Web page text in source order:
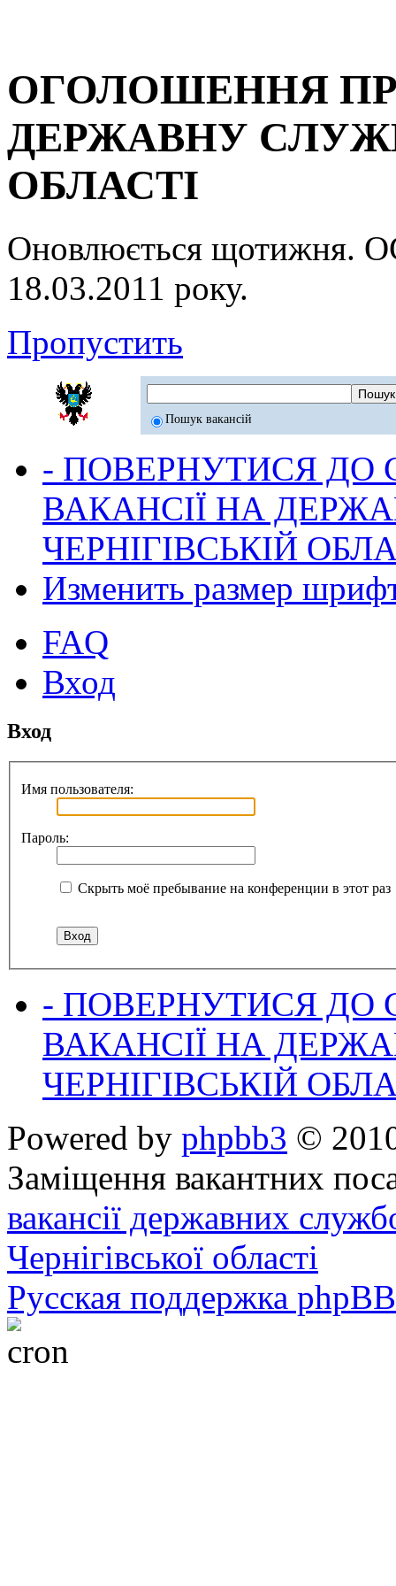
ОГОЛОШЕННЯ
ДЕРЖАВНУ
ОБЛАСТІ
Оновлюється
18.03.2011 року.
Пропустить
Пошук вакансій
- ПОВЕРНУТИСЯ ДО
ВАКАНСІЇ НА
ЧЕРНІГІВСЬКІЙ
Изменить размер
FAQ
Вход
Вход
Имя пользователя:
Пароль:
Скрыть моё пребывание на конференции в этот раз
- ПОВЕРНУТИСЯ ДО
ВАКАНСІЇ НА
ЧЕРНІГІВСЬКІЙ
Powered by phpbb3 ©
Заміщення вакантних
вакансії державних
Чернігівської області
Русская поддержка phpBB